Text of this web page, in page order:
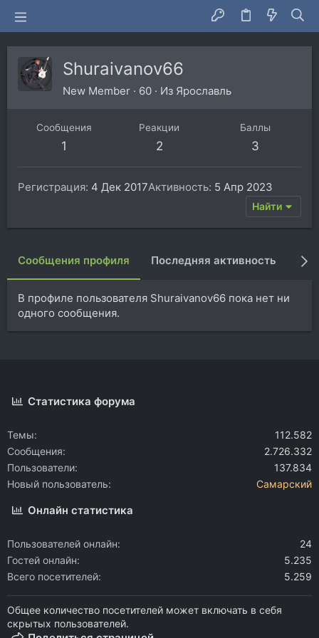
Shuraivanov66
New Member · 60 · Из Ярославль
Сообщения
1
Реакции
2
Баллы
3
Регистрация 4 Дек 2017Активность 5 Апр 2023
Найти
Сообщения профиля Последняя активность
В профиле пользователя Shuraivanov66 пока нет ни
одного сообщения.
Статистика форума
Темы
112.582
Сообщения
2.726.332
Пользователи
137.834
Новый пользователь
Самарский
Онлайн статистика
Пользователей онлайн
24
Гостей онлайн
5.235
Всего посетителей
5.259
Общее количество посетителей может включать в себя
скрытых пользователей.